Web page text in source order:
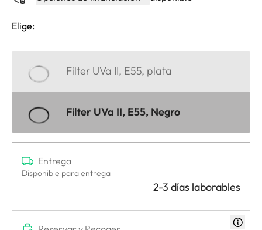
Elige:
Filter UVa II, E55, plata
Filter UVa II, E55, Negro
Entrega
Disponible para entrega
2-3 días laborables